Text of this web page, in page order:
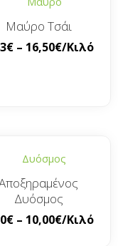
Μαύρο Τσάι
€ – 16,50€/Κιλό
Δυόσμος
€ – 10,00€/Κιλό